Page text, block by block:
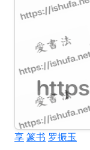
享篆书 罗振玉